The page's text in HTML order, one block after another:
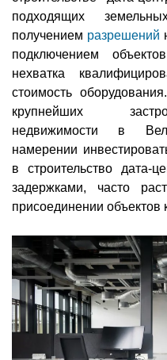
подходящих
получением разрешений
подключением
нехватка
стоимость
крупнейших
недвижимости в
намерении
в строительство дата-
задержками, часто
присоединении объектов